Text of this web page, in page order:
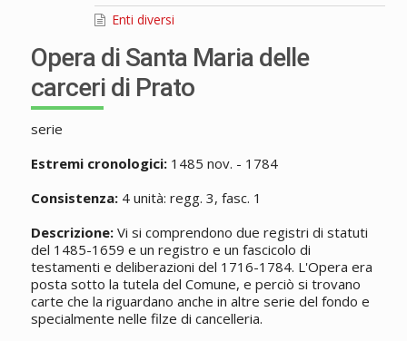
Enti diversi
Opera di Santa Maria delle
carceri di Prato
serie
Estremi cronologici:1485 nov. - 1784
Consistenza:4 unità: regg. 3, fasc. 1
Descrizione:Vi si comprendono due registri di statuti
del 1485-1659 e un registro e un fascicolo di
testamenti e deliberazioni del 1716-1784. L'Opera era
posta sotto la tutela del Comune, e perciò si trovano
carte che la riguardano anche in altre serie del fondo e
specialmente nelle filze di cancelleria.